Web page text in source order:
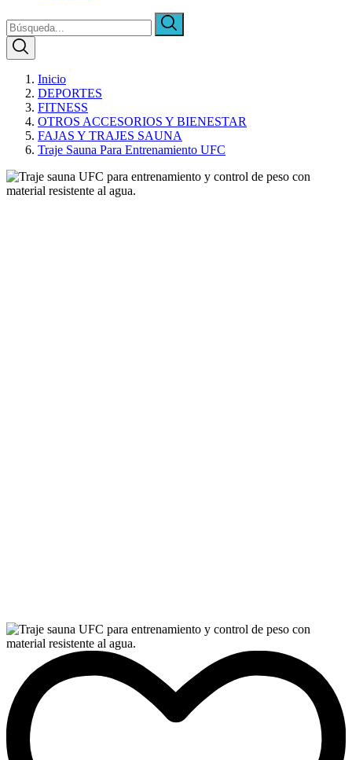
Inicio
DEPORTES
FITNESS
OTROS ACCESORIOS Y BIENESTAR
FAJAS Y TRAJES SAUNA
Traje Sauna Para Entrenamiento UFC